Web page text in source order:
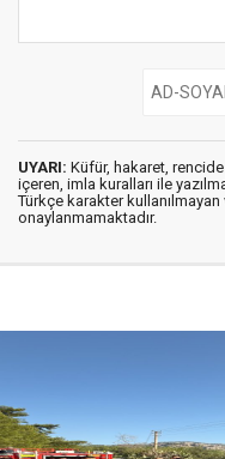
UYARI: Küfür, hakaret,
içeren, imla kuralları ile
Türkçe karakter
onaylanmamaktadır.